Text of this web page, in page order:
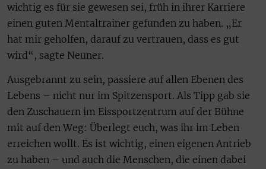
wichtig es für sie gewesen sei, früh in ihrer Karriere
einen guten Mentaltrainer gefunden zu haben. „Er
hat mir geholfen, darauf zu vertrauen, dass es gut
wird“, sagte Neuner.
Ausgebrannt zu sein, passiere auf allen Ebenen des
Lebens – nicht nur im Spitzensport. Als Tipp gab sie
den Zuschauern im Eissportzentrum auf der Bühne
mit auf den Weg: Überlegt euch, was ihr im Leben
erreichen wollt. Es ist wichtig, einen eigenen Antrieb
zu haben – und auch die Menschen, die einen dabei